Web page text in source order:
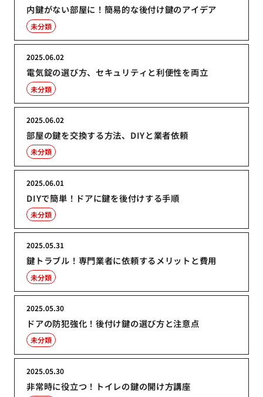
内鍵がない部屋に！簡易的な後付け鍵のアイデア
未分類
電気錠の選び方、セキュリティと利便性を両立
2025.06.02
未分類
部屋の鍵を交換する方法、DIYと業者依頼
2025.06.02
未分類
DIYで簡単！ドアに鍵を後付けする手順
2025.06.01
未分類
鍵トラブル！専門業者に依頼するメリットと費用
2025.05.31
未分類
ドアの防犯強化！後付け鍵の選び方と注意点
2025.05.30
未分類
非常時に役立つ！トイレの鍵の開け方講座
2025.05.30